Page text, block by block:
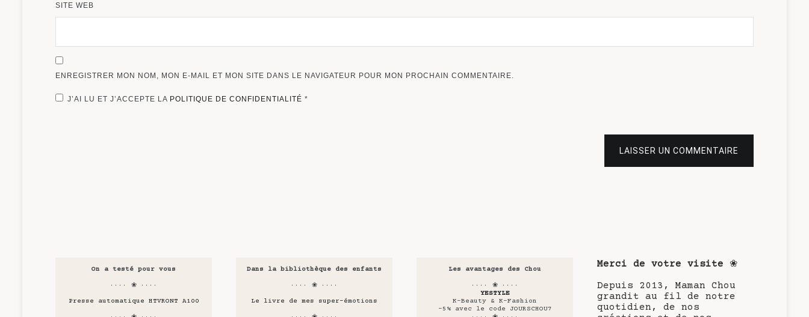
SITE WEB
ENREGISTRER MON NOM, MON E-MAIL ET MON SITE DANS LE NAVIGATEUR POUR MON PROCHAIN COMMENTAIRE.
J’AI LU ET J’ACCEPTE LA POLITIQUE DE CONFIDENTIALITÉ *
LAISSER UN COMMENTAIRE
On a testé pour vous
···· ❀ ····
Presse automatique HTVRONT A100
Dans la bibliothèque des enfants
···· ❀ ····
Le livre de mes super-émotions
Les avantages des Chou
···· ❀ ····
YESTYLE
K-Beauty & K-Fashion
-5% avec le code JOURSCHOU7
Merci de votre visite ❀
Depuis 2013, Maman Chou
grandit au fil de notre
quotidien, de nos